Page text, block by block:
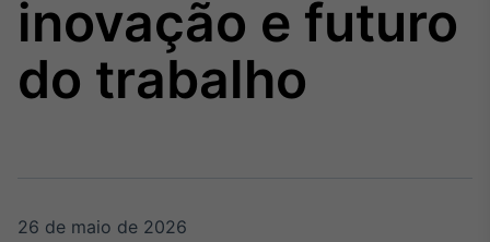
Broadcast
Político
Os bastidores da
política em tempo
real
inovação e futuro
do trabalho
26 de maio de 2026